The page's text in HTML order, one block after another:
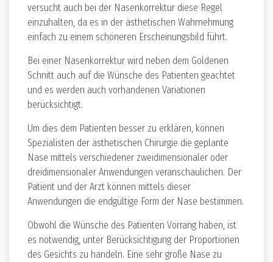
versucht auch bei der Nasenkorrektur diese Regel
einzuhalten, da es in der ästhetischen Wahrnehmung
einfach zu einem schöneren Erscheinungsbild führt.
Bei einer Nasenkorrektur wird neben dem Goldenen
Schnitt auch auf die Wünsche des Patienten geachtet
und es werden auch vorhandenen Variationen
berücksichtigt.
Um dies dem Patienten besser zu erklären, können
Spezialisten der ästhetischen Chirurgie die geplante
Nase mittels verschiedener zweidimensionaler oder
dreidimensionaler Anwendungen veranschaulichen. Der
Patient und der Arzt können mittels dieser
Anwendungen die endgültige Form der Nase bestimmen.
Obwohl die Wünsche des Patienten Vorrang haben, ist
es notwendig, unter Berücksichtigung der Proportionen
des Gesichts zu handeln. Eine sehr große Nase zu